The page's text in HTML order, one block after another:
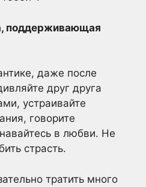
поддерживающая
даже после
друг друга
устраивайте
говорите
в любви. Не
страсть.
тратить много